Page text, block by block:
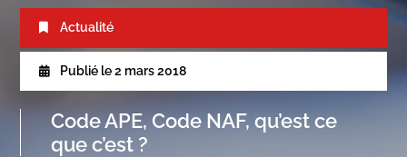
Actualité
Publié le 2 mars 2018
Code APE, Code NAF, qu’est ce
que c’est ?